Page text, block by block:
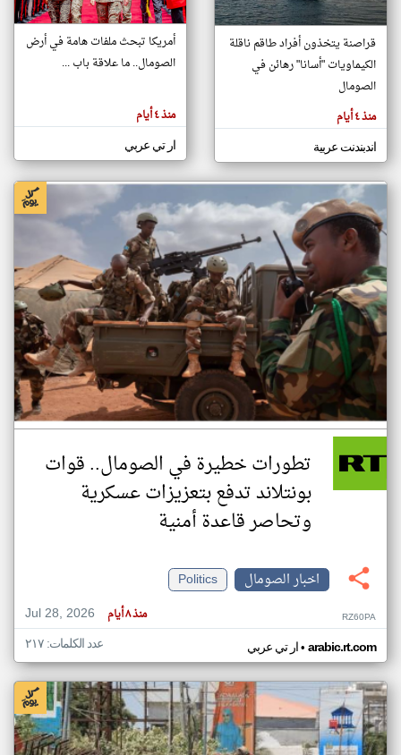
تغيير الدولة
اخبار الصومال على مدار الساعة
أهم اخبار الصومال العاجلة والمباشرة
المقالات
هنا عن
وجهة
كاتبيها.
قراصنة يتخذون أفراد طاقم ناقلة
الكيماويات "أسانا" رهائن في
الصومال
منذ ٤ أيام
اندبندنت عربية
أمريكا تبحث ملفات هامة في أرض
الصومال.. ما علاقة باب ...
منذ ٤ أيام
ار تي عربي
تطورات خطيرة في الصومال.. قوات
بونتلاند تدفع بتعزيزات عسكرية
وتحاصر قاعدة أمنية
اخبار الصومال
Politics
Jul 28, 2026
منذ ٨ أيام RZ60PA
ار تي عربي• arabic.rt.com عدد الكلمات: ٢١٧
klyoum.com